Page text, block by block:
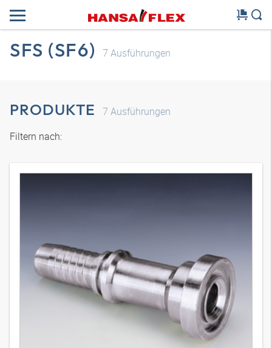
SFS (SF6) 7 Ausführungen
PRODUKTE 7 Ausführungen
Filtern nach: